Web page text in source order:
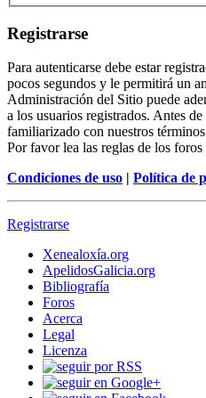
Registrarse
Para autenticarse debe estar
pocos segundos y le permitirá un
Administración del Sitio puede
a los usuarios registrados. Antes
familiarizado con nuestros
Por favor lea las reglas de los
Condiciones de uso | Política de
Registrarse
Xenealoxía.org
ApelidosGalicia.org
Bibliografía
Foros
Acerca
Legal
Licenza